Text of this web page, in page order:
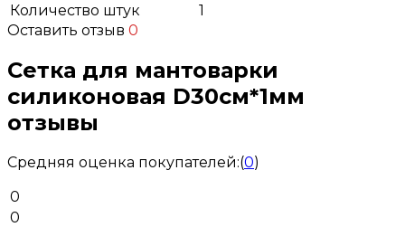
Количество штук
1
Оставить отзыв 0
Сетка для мантоварки
силиконовая D30см*1мм
отзывы
Средняя оценка покупателей:(0)
0
0